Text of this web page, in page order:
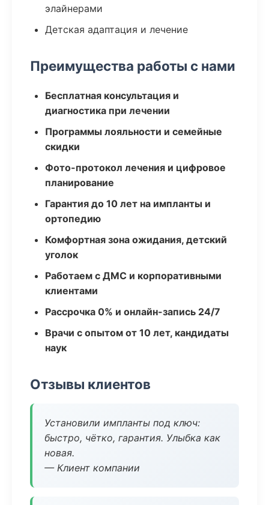
элайнерами
Детская адаптация и лечение
Преимущества работы с нами
Бесплатная консультация и
диагностика при лечении
Программы лояльности и семейные
скидки
Фото-протокол лечения и цифровое
планирование
Гарантия до 10 лет на импланты и
ортопедию
Комфортная зона ожидания, детский
уголок
Работаем с ДМС и корпоративными
клиентами
Рассрочка 0% и онлайн-запись 24/7
Врачи с опытом от 10 лет, кандидаты
наук
Отзывы клиентов
Установили импланты под ключ:
быстро, чётко, гарантия. Улыбка как
новая.
— Клиент компании